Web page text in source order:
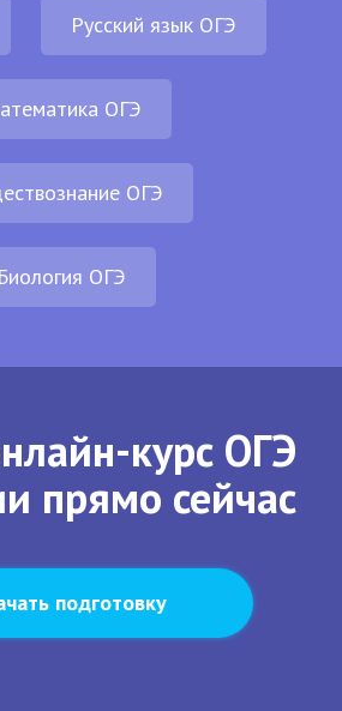
Русский язык ОГЭ
ОГЭ
ОГЭ
Биология ОГЭ
курс ОГЭ
прямо сейчас
подготовку